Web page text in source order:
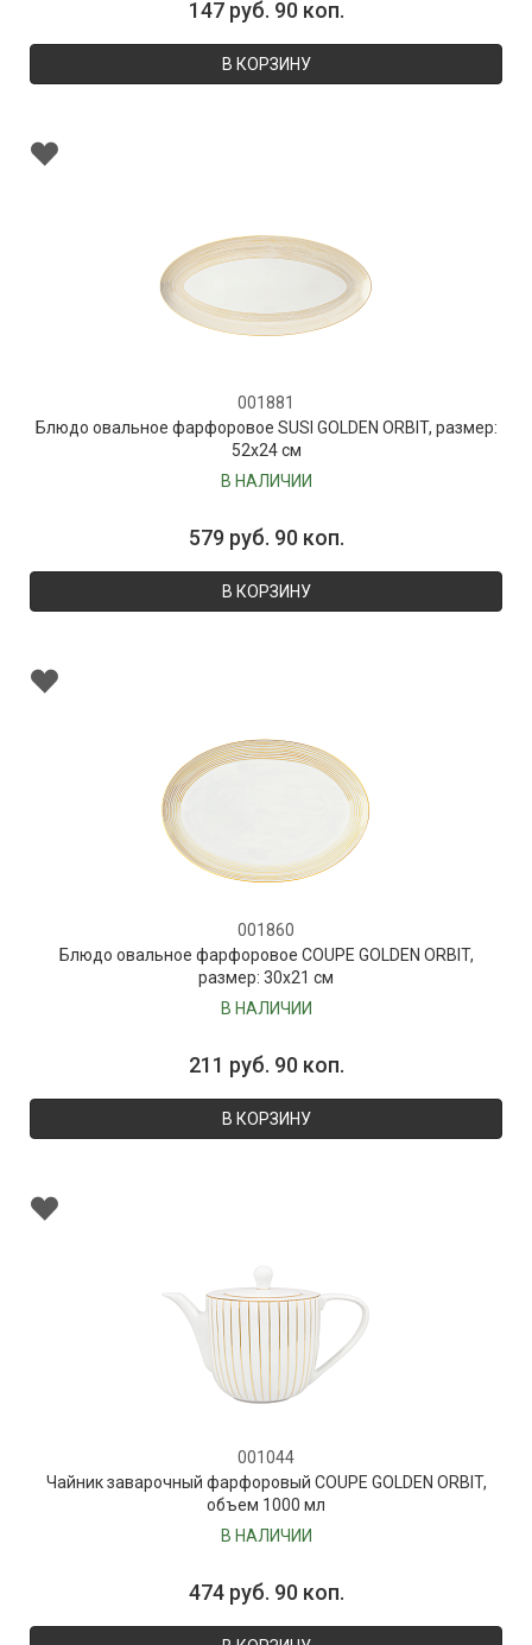
147 руб. 90 коп.
В КОРЗИНУ
001881
Блюдо овальное фарфоровое SUSI GOLDEN ORBIT, размер:
52х24 см
В НАЛИЧИИ
579 руб. 90 коп.
В КОРЗИНУ
001860
Блюдо овальное фарфоровое COUPE GOLDEN ORBIT,
размер: 30х21 см
В НАЛИЧИИ
211 руб. 90 коп.
В КОРЗИНУ
001044
Чайник заварочный фарфоровый COUPE GOLDEN ORBIT,
объем 1000 мл
В НАЛИЧИИ
474 руб. 90 коп.